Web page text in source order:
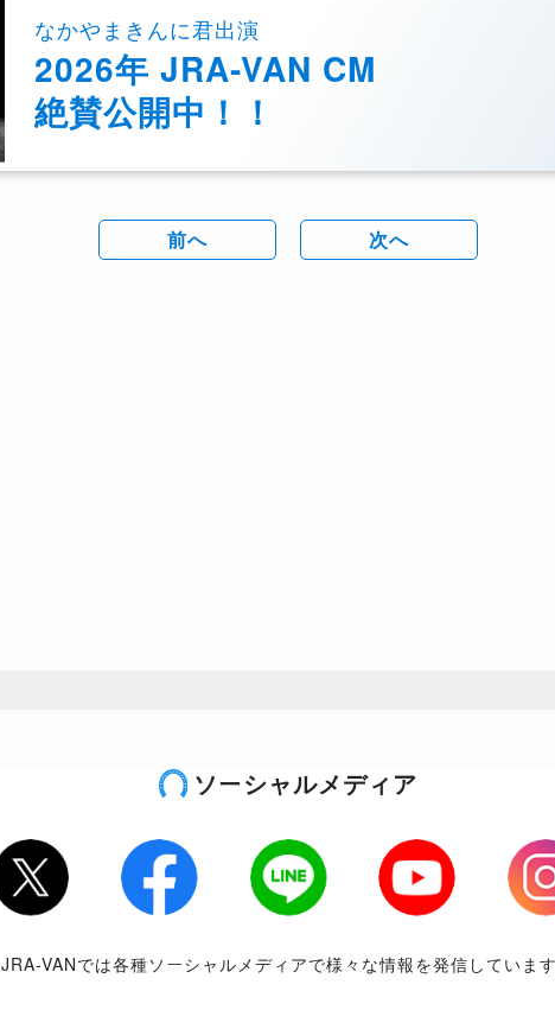
なかやまきんに君出演
2026年 JRA-VAN CM
絶賛公開中！！
前へ 次へ
ソーシャルメディア
Twitter Facebook LINE Youtube
JRA-VANでは各種ソーシャルメディアで様々な情報を発信しています